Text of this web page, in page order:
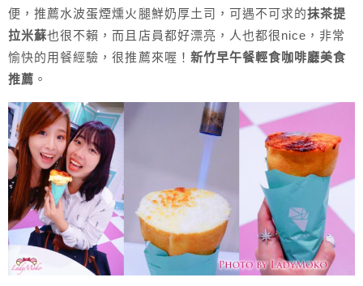
便，推薦水波蛋煙燻火腿鮮奶厚土司，可遇不可求的抹茶提
拉米蘇也很不賴，而且店員都好漂亮，人也都很nice，非常
愉快的用餐經驗，很推薦來喔！ 新竹早午餐輕食咖啡廳美食
推薦 。